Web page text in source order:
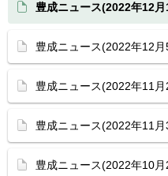
豊成ニュース(2022年12月
豊成ニュース(2022年12月
豊成ニュース(2022年11月
豊成ニュース(2022年11月
豊成ニュース(2022年10月